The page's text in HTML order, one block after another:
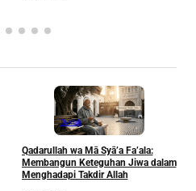
Ibadah
Qadarullah wa Mā Syā’a Fa’ala:
Membangun Keteguhan Jiwa dalam
Menghadapi Takdir Allah